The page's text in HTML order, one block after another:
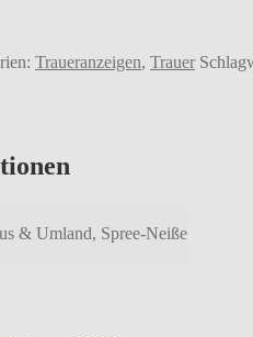
Traueranzeigen, Trauer
& Umland, Spree-Neiße